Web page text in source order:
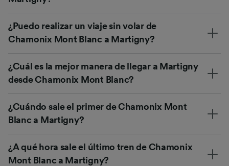
¿Puedo realizar un viaje sin volar de
Chamonix Mont Blanc a Martigny?
¿Cuál es la mejor manera de llegar a Martigny
desde Chamonix Mont Blanc?
¿Cuándo sale el primer de Chamonix Mont
Blanc a Martigny?
¿A qué hora sale el último tren de Chamonix
Mont Blanc a Martigny?